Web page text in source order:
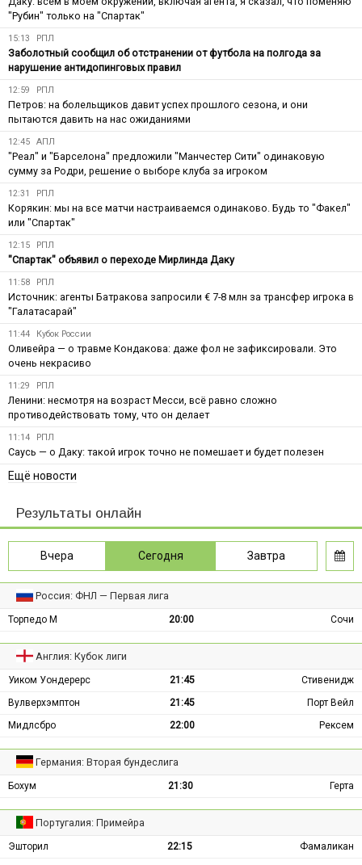
"Рубин" только на "Спартак"
15:13 РПЛ
Заболотный сообщил об отстранении от футбола на полгода за
нарушение антидопинговых правил
12:59 РПЛ
Петров: на болельщиков давит успех прошлого сезона, и они
пытаются давить на нас ожиданиями
12:45 АПЛ
"Реал" и "Барселона" предложили "Манчестер Сити" одинаковую
сумму за Родри, решение о выборе клуба за игроком
12:31 РПЛ
Корякин: мы на все матчи настраиваемся одинаково. Будь то "Факел"
или "Спартак"
12:15 РПЛ
"Спартак" объявил о переходе Мирлинда Даку
11:58 РПЛ
Источник: агенты Батракова запросили € 7-8 млн за трансфер игрока в
"Галатасарай"
11:44 Кубок России
Оливейра — о травме Кондакова: даже фол не зафиксировали. Это
очень некрасиво
11:29 РПЛ
Ленини: несмотря на возраст Месси, всё равно сложно
противодействовать тому, что он делает
11:14 РПЛ
Саусь — о Даку: такой игрок точно не помешает и будет полезен
Ещё новости
Результаты онлайн
Вчера Сегодня Завтра
Россия: ФНЛ — Первая лига
Торпедо М 20:00 Сочи
Англия: Кубок лиги
Уиком Уондерерс 21:45
Стивенидж
Вулверхэмптон
21:45
Порт Вейл
Мидлсбро
22:00 Рексем
Германия: Вторая бундеслига
Бохум 21:30 Герта
Португалия: Примейра
Эшторил 22:15 Фамаликан